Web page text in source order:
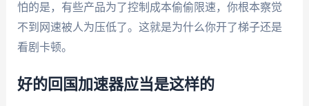
怕的是，有些产品为了控制成本偷偷限速，你根本察觉
不到网速被人为压低了。这就是为什么你开了梯子还是
看剧卡顿。
好的回国加速器应当是这样的